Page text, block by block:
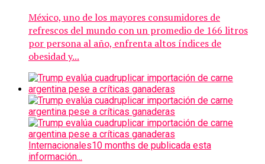
México, uno de los mayores consumidores de
refrescos del mundo con un promedio de 166 litros
por persona al año, enfrenta altos índices de
obesidad y...
Internacionales10 months de publicada esta
información...